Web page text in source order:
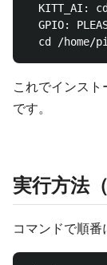
KITT_AI:
GPIO:
これでインス
です。
実行方法
コマンドで順番